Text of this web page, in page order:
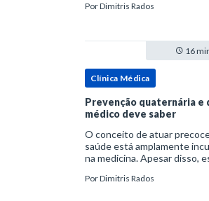
específica de disbiose do
PorDimitris Rados
16
Clínica Médica
Prevenção quaternária e
médico deve saber
O conceito de atuar
saúde está amplamente
na medicina. Apesar disso,
tratamentos podem advir de
PorDimitris Rados